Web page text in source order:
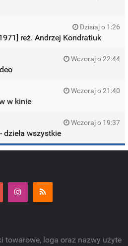
Dzisiaj o 1:26
reż. Andrzej Kondratiuk
Wczoraj o 22:44
Wczoraj o 21:40
w kinie
Wczoraj o 19:37
dzieła wszystkie
towarowe, loga oraz nazwy użyte